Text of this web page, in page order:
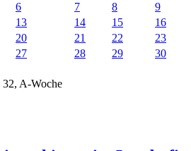
6 7 8
9
13 14 15
16
20 21 22
23
27 28 29
30
32, A-Woche